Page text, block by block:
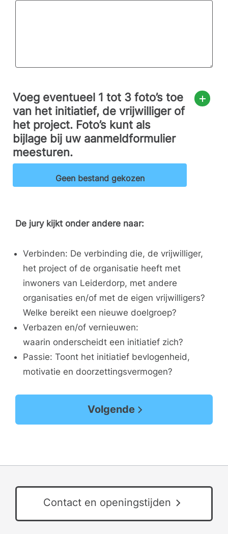
Voeg eventueel 1 tot 3 foto’s toe
van het initiatief, de vrijwilliger of
het project. Foto’s kunt als
bijlage bij uw aanmeldformulier
meesturen.
Geen bestand gekozen
De jury kijkt onder andere naar:
Verbinden: De verbinding die, de vrijwilliger,
het project of de organisatie heeft met
inwoners van Leiderdorp, met andere
organisaties en/of met de eigen vrijwilligers?
Welke bereikt een nieuwe doelgroep?
Verbazen en/of vernieuwen:
waarin onderscheidt een initiatief zich?
Passie: Toont het initiatief bevlogenheid,
motivatie en doorzettingsvermogen?
Volgende
Contact en openingstijden